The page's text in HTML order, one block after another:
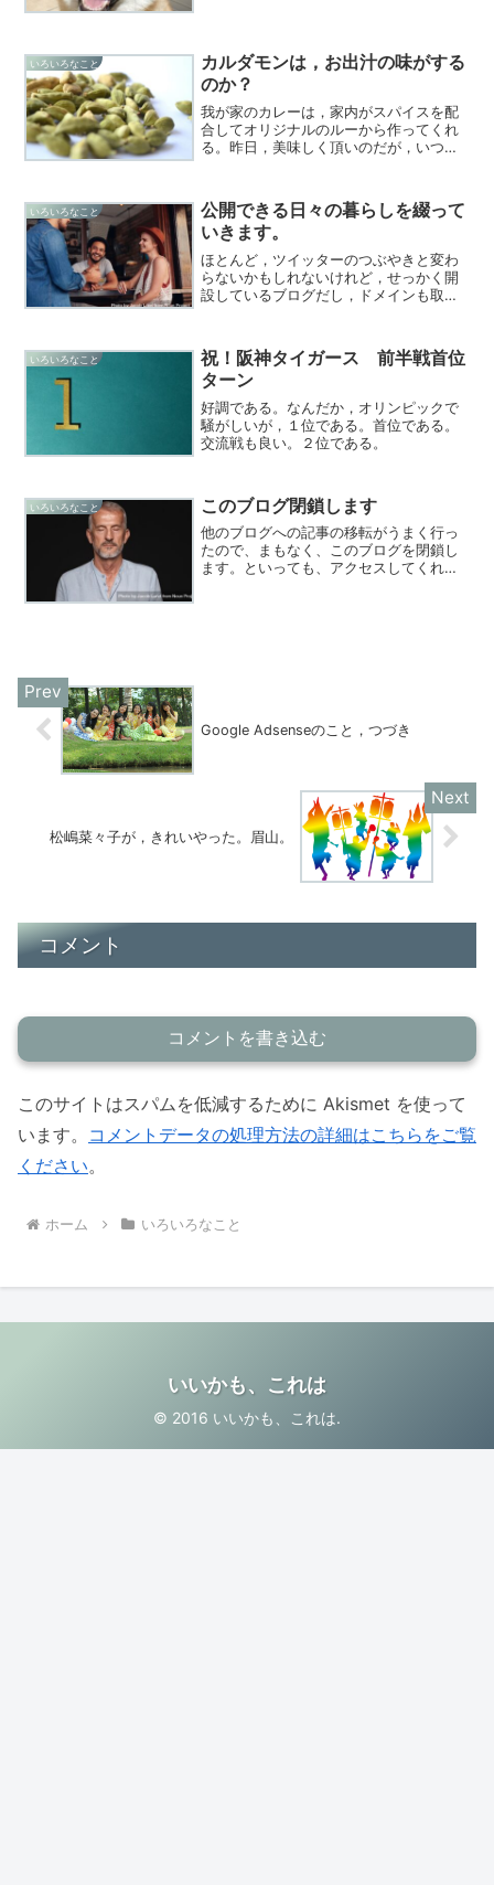
いろいろなこと
カルダモンは，お出汁の味がする
のか？
我が家のカレーは，家内がスパイスを配
合してオリジナルのルーから作ってくれ
る。昨日，美味しく頂いのだが，いつも
屋さんのカレー？というふうな印象だっ
た。聞いてみると，「カル...
いろいろなこと
公開できる日々の暮らしを綴って
いきます。
ほとんど，ツイッターのつぶやきと変わ
らないかもしれないけれど，せっかく開
設しているブログだし，ドメインも取っ
いろいろなこと
祝！阪神タイガース 前半戦首位
ターン
好調である。なんだか，オリンピックで
騒がしいが，１位である。首位である。
交流戦も良い。２位である。
いろいろなこと このブログ閉鎖します
他のブログへの記事の移転がうまく行っ
たので、まもなく、このブログを閉鎖し
ます。といっても、アクセスしてくれて
Google Adsenseのこと，つづき
松嶋菜々子が，きれいやった。眉山。
コメント
コメントを書き込む
このサイトはスパムを低減するために Akismet を使って
います。 コメントデータの処理方法の詳細はこちらをご覧
ください。
ホーム いろいろなこと
いいかも、これは
© 2016 いいかも、これは.